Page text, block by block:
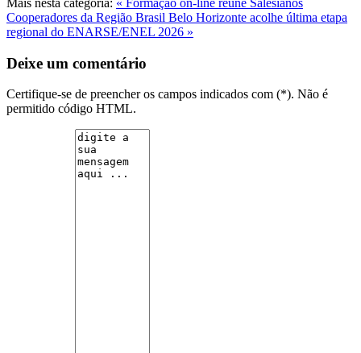
Cooperadores da Região Brasil Belo Horizonte acolhe última etapa
regional do ENARSE/ENEL 2026 »
Deixe um comentário
Certifique-se de preencher os campos indicados com (*). Não é
permitido código HTML.